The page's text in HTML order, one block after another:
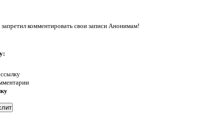
комментировать свои записи Анонимам!